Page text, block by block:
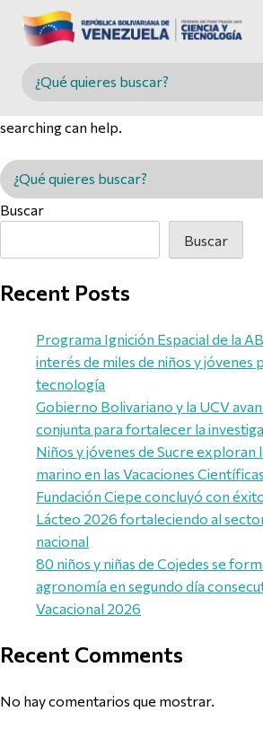
Buscar en MINCYT
searching can help.
Buscar en MINCYT
Buscar
Buscar
Recent Posts
Programa Ignición Espacial de la
interés de miles de niños y jóvenes
tecnología
Gobierno Bolivariano y la UCV
conjunta para fortalecer la
Niños y jóvenes de Sucre exploran
marino en las Vacaciones
Fundación Ciepe concluyó con
Lácteo 2026 fortaleciendo al
nacional
80 niños y niñas de Cojedes se
agronomía en segundo día
Vacacional 2026
Recent Comments
No hay comentarios que mostrar.